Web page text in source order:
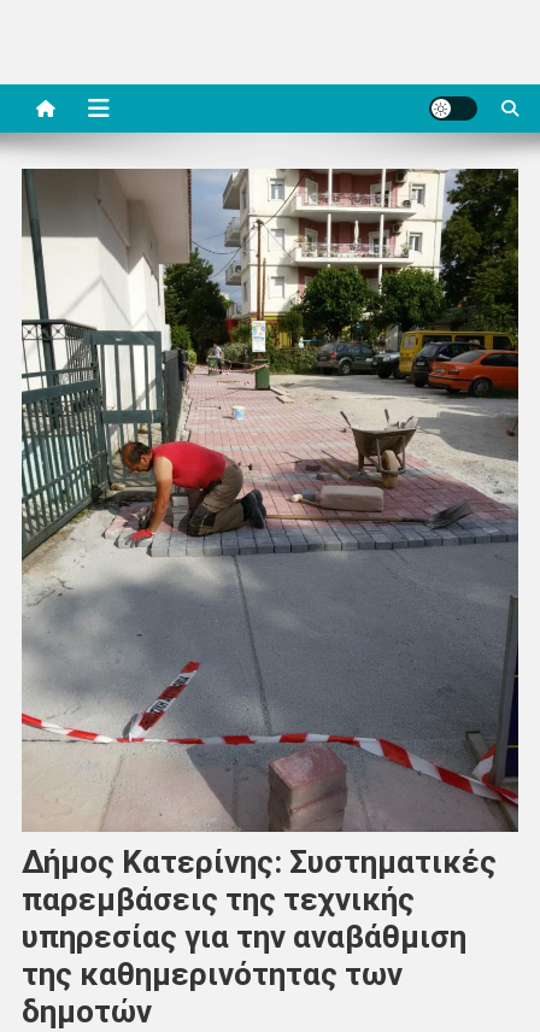
Δήμος Κατερίνης: Συστηματικές
παρεμβάσεις της τεχνικής
υπηρεσίας για την αναβάθμιση
της καθημερινότητας των
δημοτών